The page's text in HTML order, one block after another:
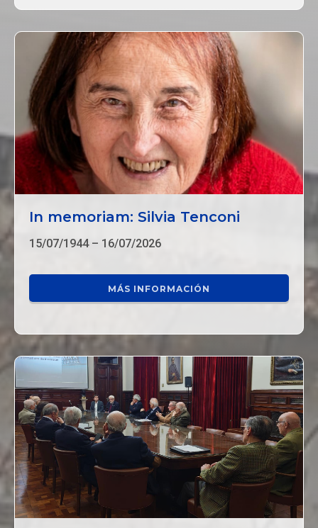
In memoriam: Silvia Tenconi
15/07/1944 – 16/07/2026
MÁS INFORMACIÓN